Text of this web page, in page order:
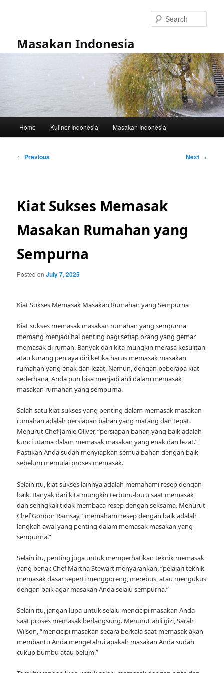
Masakan Indonesia
Home Kuliner Indonesia Masakan Indonesia
Post
← Previous Next →
Kiat Sukses Memasak
Masakan Rumahan yang
Sempurna
Posted onJuly 7, 2025
Kiat Sukses Memasak Masakan Rumahan yang Sempurna
Kiat sukses memasak masakan rumahan yang sempurna
memang menjadi hal penting bagi setiap orang yang gemar
memasak di rumah. Banyak dari kita mungkin merasa kesulitan
atau kurang percaya diri ketika harus memasak masakan
rumahan yang enak dan lezat. Namun, dengan beberapa kiat
sederhana, Anda pun bisa menjadi ahli dalam memasak
masakan rumahan yang sempurna.
Salah satu kiat sukses yang penting dalam memasak masakan
rumahan adalah persiapan bahan yang matang dan tepat.
Menurut Chef Jamie Oliver, “persiapan bahan yang baik adalah
kunci utama dalam memasak masakan yang enak dan lezat.”
Pastikan Anda sudah menyiapkan semua bahan dengan baik
sebelum memulai proses memasak.
Selain itu, kiat sukses lainnya adalah memahami resep dengan
baik. Banyak dari kita mungkin terburu-buru saat memasak
dan seringkali tidak membaca resep dengan seksama. Menurut
Chef Gordon Ramsay, “memahami resep dengan baik adalah
langkah awal yang penting dalam memasak masakan yang
sempurna.”
Selain itu, penting juga untuk memperhatikan teknik memasak
yang benar. Chef Martha Stewart menyarankan, “pelajari teknik
memasak dasar seperti menggoreng, merebus, atau mengukus
dengan baik agar masakan Anda selalu sempurna.”
Selain itu, jangan lupa untuk selalu mencicipi masakan Anda
saat proses memasak berlangsung. Menurut ahli gizi, Sarah
Wilson, “mencicipi masakan secara berkala saat memasak akan
membantu Anda mengetahui apakah masakan Anda sudah
cukup bumbu atau belum.”